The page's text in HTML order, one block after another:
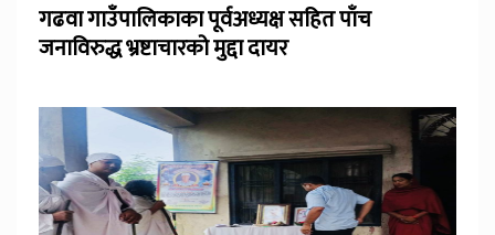
गढवा गाउँपालिकाका पूर्वअध्यक्ष सहित पाँच
जनाविरुद्ध भ्रष्टाचारको मुद्दा दायर